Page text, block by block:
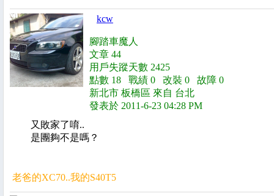
kcw
腳踏車魔人
文章 44
用戶失蹤天數 2425
點數 18 戰績 0 改裝 0 故障 0
新北市 板橋區 來自 台北
發表於 2011-6-23 04:28 PM
又敗家了唷..
是團夠不是嗎？
老爸的XC70..我的S40T5